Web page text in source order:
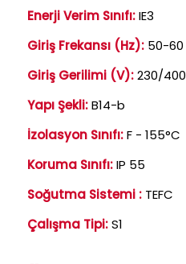
Enerji Verim Sınıfı:IE3
Giriş Frekansı (Hz): 50-60
Giriş Gerilimi (V):230/400
Yapı Şekli:B14-b
İzolasyon Sınıfı:F - 155°C
Koruma Sınıfı:IP 55
Soğutma Sistemi : TEFC
Çalışma Tipi:S1